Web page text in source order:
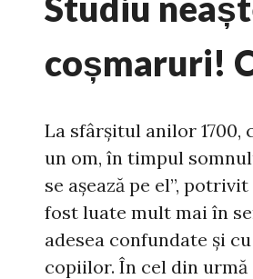
coșmaruri!
La sfârșitul anilor 1700,
un om, în timpul
se așează pe el”, potrivit
fost luate mult mai în
adesea confundate și
copiilor. În cel din